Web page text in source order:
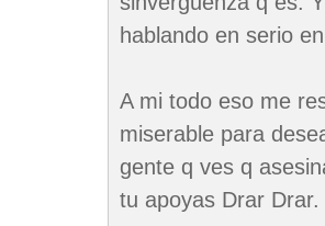
hablando en serio
A mi todo eso me
miserable para
gente q ves q
tu apoyas Drar Drar.